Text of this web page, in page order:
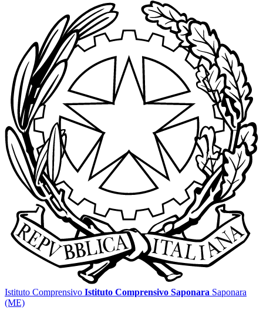
Istituto Comprensivo Istituto Comprensivo Saponara Saponara
(ME)